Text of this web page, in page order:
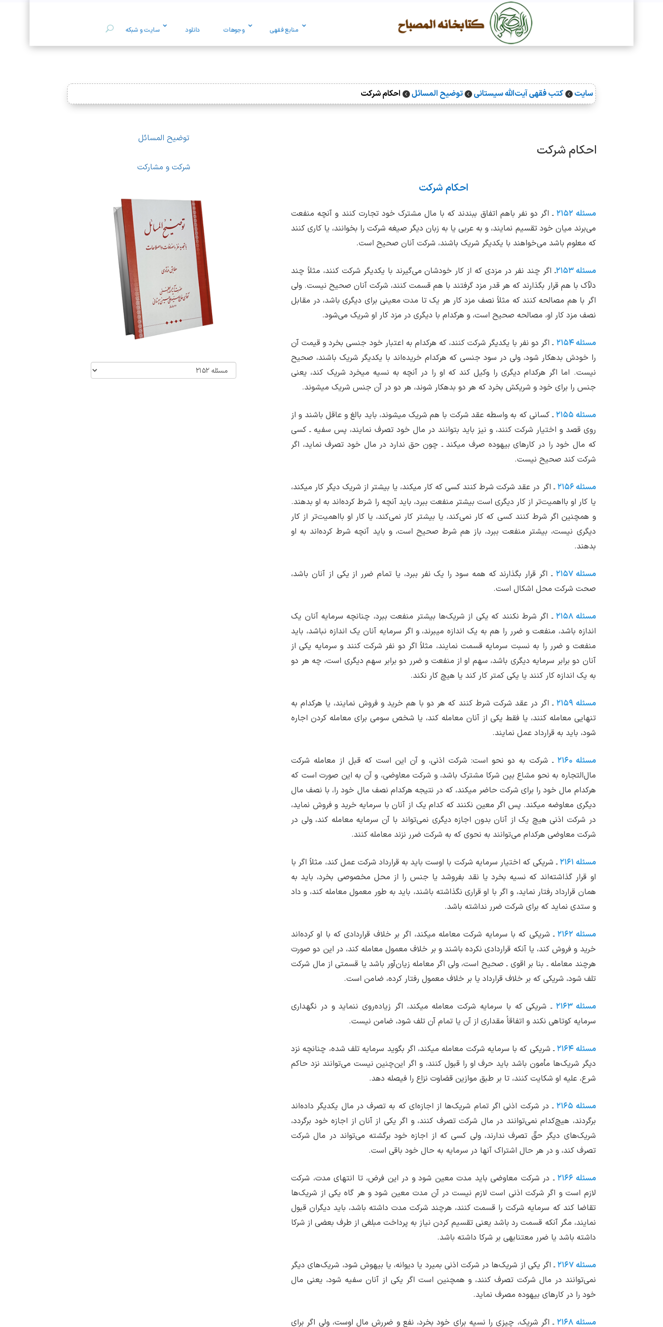
منابع فقهی وجوهات دانلود سایت و شبکه
سایت  کتب فقهی آیت‌الله سیستانی  توضیح المسائل  احکام شرکت
توضیح المسائل
شرکت و مشارکت
احکام شرکت
احکام شرکت
مسئله ۲۱۵۲
ـ اگر دو نفر باهم اتفاق ببندند که با مال مشترک خود تجارت کنند و آنچه منفعت
می‌‏برند میان خود تقسیم نمایند، و به عربی یا به زبان دیگر صیغه شرکت را بخوانند، یا کاری کنند
که معلوم باشد می‏‌خواهند با یکدیگر شریک باشند، شرکت آنان صحیح است.
مسئله ۲۱۵۳
ـ اگر چند نفر در مزدی که از کار خودشان می‏‌گیرند با یکدیگر شرکت کنند، مثلاً چند
دلاّک با هم قرار بگذارند که هر قدر مزد گرفتند با هم قسمت کنند، شرکت آنان صحیح نیست. ولی
اگر با هم مصالحه کنند که مثلاً نصف مزد کار هر یک تا مدت معینی برای دیگری باشد، در مقابل
نصف مزد کار او، مصالحه صحیح است، و هرکدام با دیگری در مزد کار او شریک می‌شود.
مسئله ۲۱۵۴
ـ اگر دو نفر با یکدیگر شرکت کنند، که هرکدام به اعتبار خود جنسی بخرد و قیمت آن
را خودش بدهکار شود، ولی در سود جنسی که هرکدام خریده‌اند با یکدیگر شریک باشند، صحیح
نیست. اما اگر هرکدام دیگری را وکیل کند که او را در آنچه به نسیه می‏خرد شریک کند، یعنی
جنس را برای خود و شریکش بخرد که هر دو بدهکار شوند، هر دو در آن جنس شریک می‏شوند.
مسئله ۲۱۵۵
ـ کسانی که به واسطه عقد شرکت با هم شریک می‏شوند، باید بالغ و عاقل باشند و از
روی قصد و اختیار شرکت کنند، و نیز باید بتوانند در مال خود تصرف نمایند، پس سفیه ـ کسی
که مال خود را در کارهای بیهوده صرف می‏کند ـ چون حق ندارد در مال خود تصرف نماید، اگر
شرکت کند صحیح نیست.
مسئله ۲۱۵۶
ـ اگر در عقد شرکت شرط کنند کسی که کار می‏کند، یا بیشتر از شریک دیگر کار می‏کند،
یا کار او بااهمیت‌تر از کار دیگری است بیشتر منفعت ببرد، باید آنچه را شرط کرده‌اند به او بدهند.
و همچنین اگر شرط کنند کسی که کار نمی‌کند، یا بیشتر کار نمی‌کند، یا کار او بااهمیت‌تر از کار
دیگری نیست، بیشتر منفعت ببرد، باز هم شرط صحیح است، و باید آنچه شرط کرده‌اند به او
بدهند.
مسئله ۲۱۵۷
ـ اگر قرار بگذارند که همه سود را یک نفر ببرد، یا تمام ضرر از یکی از آنان باشد،
صحت شرکت محل اشکال است.
مسئله ۲۱۵۸
ـ اگر شرط نکنند که یکی از شریک‌ها بیشتر منفعت ببرد، چنانچه سرمایه آنان یک
اندازه باشد، منفعت و ضرر را هم به یک اندازه می‏برند، و اگر سرمایه آنان یک اندازه نباشد، باید
منفعت و ضرر را به نسبت سرمایه قسمت نمایند، مثلاً اگر دو نفر شرکت کنند و سرمایه یکی از
آنان دو برابر سرمایه دیگری باشد، سهم او از منفعت و ضرر دو برابر سهم دیگری است، چه هر دو
به یک اندازه کار کنند یا یکی کمتر کار کند یا هیچ کار نکند.
مسئله ۲۱۵۹
ـ اگر در عقد شرکت شرط کنند که هر دو با هم خرید و فروش نمایند، یا هرکدام به
تنهایی معامله کنند، یا فقط یکی از آنان معامله کند، یا شخص سومی برای معامله کردن اجاره
شود، باید به قرارداد عمل نمایند.
مسئله ۲۱۶۰
ـ شرکت به دو نحو است: شرکت اذنی، و آن این است که قبل از معامله شرکت
مال‌التجاره به نحو مشاع بین شرکا مشترک باشد، و شرکت معاوضی، و آن به این صورت است که
هرکدام مال خود را برای شرکت حاضر می‏کند، که در نتیجه هرکدام نصف مال خود را، با نصف مال
دیگری معاوضه می‏کند. پس اگر معین نکنند که کدام یک از آنان با سرمایه خرید و فروش نماید،
در شرکت اذنی هیچ یک از آنان بدون اجازه دیگری نمی‌تواند با آن سرمایه معامله کند، ولی در
شرکت معاوضی هرکدام می‌توانند به نحوی که به شرکت ضرر نزند معامله کنند.
مسئله ۲۱۶۱
ـ شریکی که اختیار سرمایه شرکت با اوست باید به قرارداد شرکت عمل کند، مثلاً اگر با
او قرار گذاشته‌اند که نسیه بخرد یا نقد بفروشد یا جنس را از محل مخصوصی بخرد، باید به
همان قرارداد رفتار نماید، و اگر با او قراری نگذاشته باشند، باید به طور معمول معامله کند، و داد
و ستدی نماید که برای شرکت ضرر نداشته باشد.
مسئله ۲۱۶۲
ـ شریکی که با سرمایه شرکت معامله می‏کند، اگر بر خلاف قراردادی که با او کرده‌اند
خرید و فروش کند، یا آنکه قراردادی نکرده باشند و بر خلاف معمول معامله کند، در این دو صورت
هرچند معامله ـ بنا بر اقوی ـ صحیح است، ولی اگر معامله زیان‌آور باشد یا قسمتی از مال شرکت
تلف شود، شریکی که بر خلاف قرارداد یا بر خلاف معمول رفتار کرده، ضامن است.
مسئله ۲۱۶۳
ـ شریکی که با سرمایه شرکت معامله می‏کند، اگر زیاده‌روی ننماید و در نگهداری
سرمایه کوتاهی نکند و اتفاقاً مقداری از آن یا تمام آن تلف شود، ضامن نیست.
مسئله ۲۱۶۴
ـ شریکی که با سرمایه شرکت معامله می‏کند، اگر بگوید سرمایه تلف شده، چنانچه نزد
دیگر شریک‌ها مأمون باشد باید حرف او را قبول کنند، و اگر این‌چنین نیست می‌توانند نزد حاکم
شرع، علیه او شکایت کنند، تا بر طبق موازین قضاوت نزاع را فیصله دهد.
مسئله ۲۱۶۵
ـ در شرکت اذنی اگر تمام شریک‌ها از اجازه‌ای که به تصرف در مال یکدیگر داده‌اند
برگردند، هیچ‌کدام نمی‌توانند در مال شرکت تصرف کنند، و اگر یکی از آنان از اجازه خود برگردد،
شریک‌های دیگر حقّ تصرف ندارند، ولی کسی که از اجازه خود برگشته می‌تواند در مال شرکت
تصرف کند، و در هر حال اشتراک آنها در سرمایه به حال خود باقی است.
مسئله ۲۱۶۶
ـ در شرکت معاوضی باید مدت معین شود و در این فرض، تا انتهای مدت، شرکت
لازم است و اگر شرکت اذنی است لازم نیست در آن مدت معین شود و هر گاه یکی از شریک‌ها
تقاضا کند که سرمایه شرکت را قسمت کنند، هرچند شرکت مدت داشته باشد، باید دیگران قبول
نمایند، مگر آنکه قسمت رد باشد یعنی تقسیم کردن نیاز به پرداخت مبلغی از طرف بعضی از شرکا
داشته باشد یا ضرر معتنابهی بر شرکا داشته باشد.
مسئله ۲۱۶۷
ـ اگر یکی از شریک‌ها در شرکت اذنی بمیرد یا دیوانه، یا بیهوش شود، شریک‌های دیگر
نمی‌توانند در مال شرکت تصرف کنند، و همچنین است اگر یکی از آنان سفیه شود، یعنی مال
خود را در کارهای بیهوده مصرف نماید.
مسئله ۲۱۶۸
ـ اگر شریک، چیزی را نسیه برای خود بخرد، نفع و ضررش مال اوست، ولی اگر برای